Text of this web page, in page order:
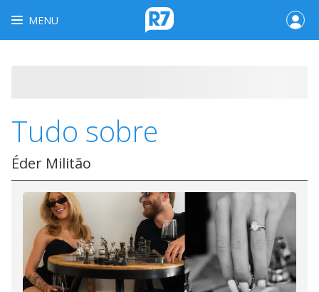
MENU
Tudo sobre
Éder Militão